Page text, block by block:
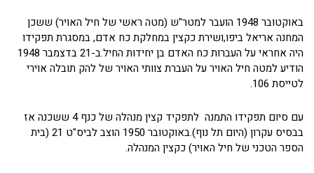
באוקטובר 1948 הועבר למטר"ש (מטה ראשי של חיל האויר) ששכן
המחנה אריאל ביפו,ושירת כקצין במחלקת כח אדם, במסגרת תפקידו
היה אחראי על העברות כח האדם בן יחידות החיל.ב-21 בדצמבר 1948
הודיע למטה חיל האויר על העברת צוותי האויר של להק תובלה אוירי
לטייסת 106.
עם סיום תפקידו התמנה לתפקיד קצין מנהלה של כנף 4 ששכנה אז
בבסיס עקרון (היום תל נוף).באוקטובר 1950 הוצב לביס"ט 21 (בית
הספר הטכני של חיל האויר) כקצין המנהלה.